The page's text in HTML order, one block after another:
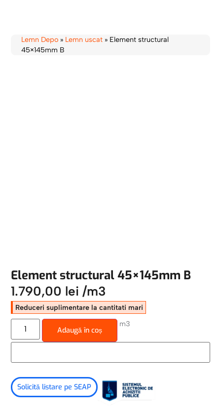
Lemn Depo» Lemn uscat» Element structural
45×145mm B
Element structural 45×145mm B
1.790,00 lei /m3
Reduceri suplimentare la cantitati mari
m3
Adaugă în coș
Solicită listare pe SEAP